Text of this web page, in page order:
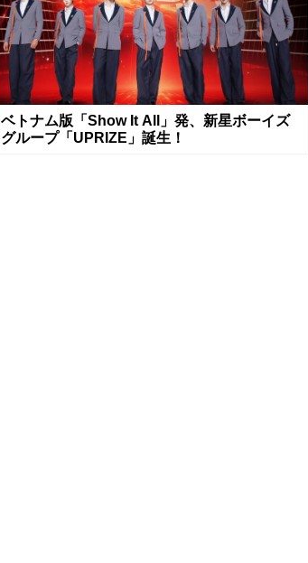
ベトナム版「Show It All」発、新星ボーイズ
グループ「UPRIZE」誕生！